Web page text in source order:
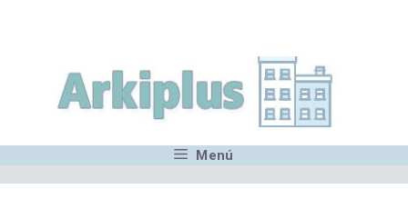
contenido
Menú